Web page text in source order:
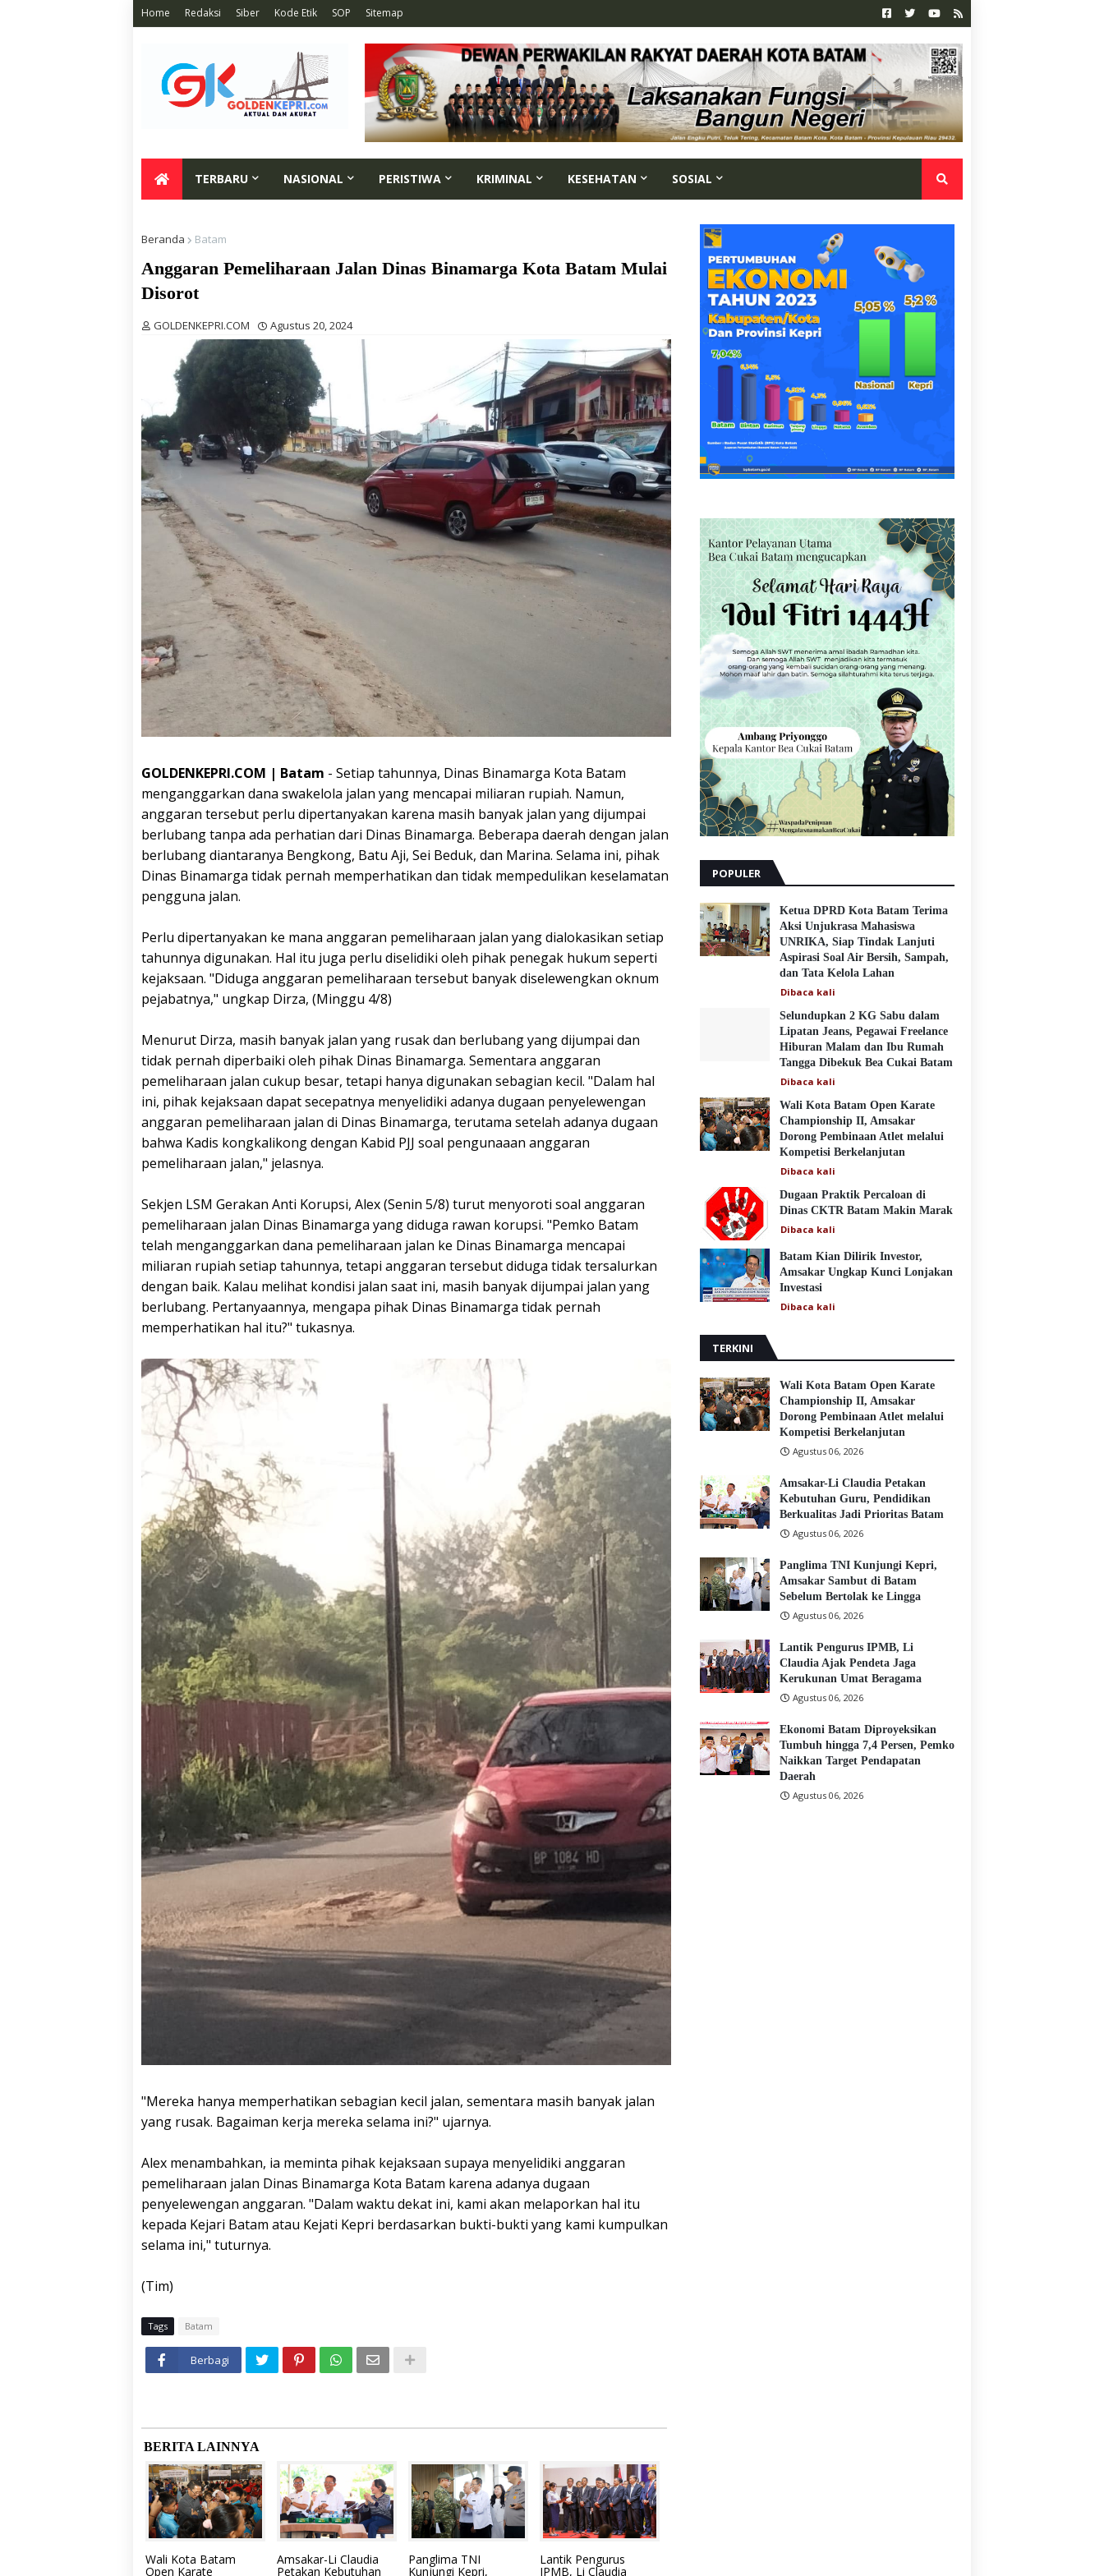
Home Redaksi Siber Kode Etik SOP Sitemap
TERBARU NASIONAL PERISTIWA KRIMINAL KESEHATAN SOSIAL
Beranda Batam
Anggaran Pemeliharaan Jalan Dinas Binamarga Kota Batam Mulai
Disorot
GOLDENKEPRI.COM Agustus 20, 2024
GOLDENKEPRI.COM | Batam - Setiap tahunnya, Dinas Binamarga Kota Batam
menganggarkan dana swakelola jalan yang mencapai miliaran rupiah. Namun,
anggaran tersebut perlu dipertanyakan karena masih banyak jalan yang dijumpai
berlubang tanpa ada perhatian dari Dinas Binamarga. Beberapa daerah dengan jalan
berlubang diantaranya Bengkong, Batu Aji, Sei Beduk, dan Marina. Selama ini, pihak
Dinas Binamarga tidak pernah memperhatikan dan tidak mempedulikan keselamatan
pengguna jalan.
Perlu dipertanyakan ke mana anggaran pemeliharaan jalan yang dialokasikan setiap
tahunnya digunakan. Hal itu juga perlu diselidiki oleh pihak penegak hukum seperti
kejaksaan. "Diduga anggaran pemeliharaan tersebut banyak diselewengkan oknum
pejabatnya," ungkap Dirza, (Minggu 4/8)
Menurut Dirza, masih banyak jalan yang rusak dan berlubang yang dijumpai dan
tidak pernah diperbaiki oleh pihak Dinas Binamarga. Sementara anggaran
pemeliharaan jalan cukup besar, tetapi hanya digunakan sebagian kecil. "Dalam hal
ini, pihak kejaksaan dapat secepatnya menyelidiki adanya dugaan penyelewengan
anggaran pemeliharaan jalan di Dinas Binamarga, terutama setelah adanya dugaan
bahwa Kadis kongkalikong dengan Kabid PJJ soal pengunaaan anggaran
pemeliharaan jalan," jelasnya.
Sekjen LSM Gerakan Anti Korupsi, Alex (Senin 5/8) turut menyoroti soal anggaran
pemeliharaan jalan Dinas Binamarga yang diduga rawan korupsi. "Pemko Batam
telah menganggarkan dana pemeliharaan jalan ke Dinas Binamarga mencapai
miliaran rupiah setiap tahunnya, tetapi anggaran tersebut diduga tidak tersalurkan
dengan baik. Kalau melihat kondisi jalan saat ini, masih banyak dijumpai jalan yang
berlubang. Pertanyaannya, mengapa pihak Dinas Binamarga tidak pernah
memperhatikan hal itu?" tukasnya.
"Mereka hanya memperhatikan sebagian kecil jalan, sementara masih banyak jalan
yang rusak. Bagaiman kerja mereka selama ini?" ujarnya.
Alex menambahkan, ia meminta pihak kejaksaan supaya menyelidiki anggaran
pemeliharaan jalan Dinas Binamarga Kota Batam karena adanya dugaan
penyelewengan anggaran. "Dalam waktu dekat ini, kami akan melaporkan hal itu
kepada Kejari Batam atau Kejati Kepri berdasarkan bukti-bukti yang kami kumpulkan
selama ini," tuturnya.
(Tim)
Tags Batam
Berbagi
BERITA LAINNYA
Wali Kota Batam
Open Karate
Amsakar-Li Claudia
Petakan Kebutuhan
Panglima TNI
Kunjungi Kepri,
Lantik Pengurus
IPMB, Li Claudia
POPULER
Ketua DPRD Kota Batam Terima
Aksi Unjukrasa Mahasiswa
UNRIKA, Siap Tindak Lanjuti
Aspirasi Soal Air Bersih, Sampah,
dan Tata Kelola Lahan
Dibaca kali
Selundupkan 2 KG Sabu dalam
Lipatan Jeans, Pegawai Freelance
Hiburan Malam dan Ibu Rumah
Tangga Dibekuk Bea Cukai Batam
Dibaca kali
Wali Kota Batam Open Karate
Championship II, Amsakar
Dorong Pembinaan Atlet melalui
Kompetisi Berkelanjutan
Dibaca kali
Dugaan Praktik Percaloan di
Dinas CKTR Batam Makin Marak
Dibaca kali
Batam Kian Dilirik Investor,
Amsakar Ungkap Kunci Lonjakan
Investasi
Dibaca kali
TERKINI
Wali Kota Batam Open Karate
Championship II, Amsakar
Dorong Pembinaan Atlet melalui
Kompetisi Berkelanjutan
Agustus 06, 2026
Amsakar-Li Claudia Petakan
Kebutuhan Guru, Pendidikan
Berkualitas Jadi Prioritas Batam
Agustus 06, 2026
Panglima TNI Kunjungi Kepri,
Amsakar Sambut di Batam
Sebelum Bertolak ke Lingga
Agustus 06, 2026
Lantik Pengurus IPMB, Li
Claudia Ajak Pendeta Jaga
Kerukunan Umat Beragama
Agustus 06, 2026
Ekonomi Batam Diproyeksikan
Tumbuh hingga 7,4 Persen, Pemko
Naikkan Target Pendapatan
Daerah
Agustus 06, 2026